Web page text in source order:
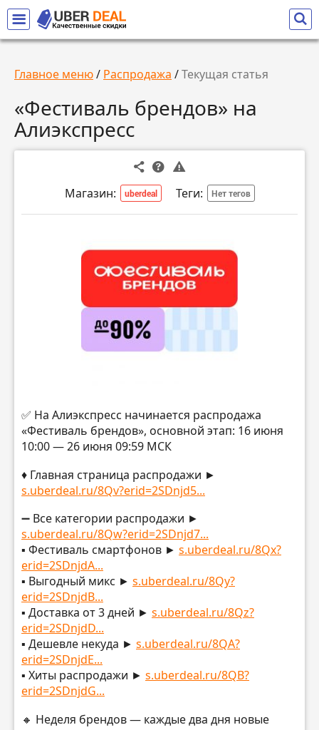
Главное меню/ Распродажа /Текущая статья
«Фестиваль брендов» на
Алиэкспресс
Магазин: uberdeal Теги: Нет тегов
✅ На Алиэкспресс начинается распродажа
«Фестиваль брендов», основной этап: 16 июня
10:00 — 26 июня 09:59 МСК
♦️ Главная страница распродажи ►
s.uberdeal.ru/8Qv?erid=2SDnjd5...
➖ Все категории распродажи ►
s.uberdeal.ru/8Qw?erid=2SDnjd7...
▪️ Фестиваль смартфонов ► s.uberdeal.ru/8Qx?
erid=2SDnjdA...
▪️ Выгодный микс ► s.uberdeal.ru/8Qy?
erid=2SDnjdB...
▪️ Доставка от 3 дней ► s.uberdeal.ru/8Qz?
erid=2SDnjdD...
▪️ Дешевле некуда ► s.uberdeal.ru/8QA?
erid=2SDnjdE...
▪️ Хиты распродажи ► s.uberdeal.ru/8QB?
erid=2SDnjdG...
🔸 Неделя брендов — каждые два дня новые